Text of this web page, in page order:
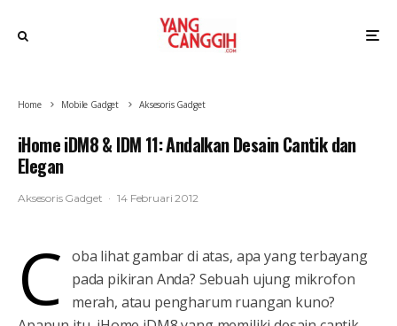
Home Mobile Gadget Aksesoris Gadget
iHome iDM8 & IDM 11: Andalkan Desain Cantik dan
Elegan
Aksesoris Gadget · 14 Februari 2012
C oba lihat gambar di atas, apa yang terbayang
pada pikiran Anda? Sebuah ujung mikrofon
merah, atau pengharum ruangan kuno?